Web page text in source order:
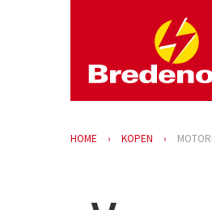
HOME KOPEN